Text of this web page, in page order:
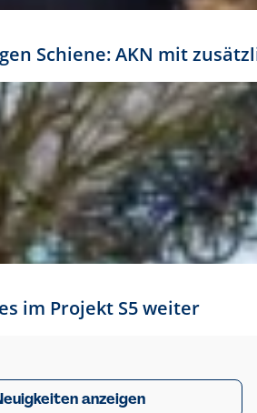
Schiene: AKN mit
im Projekt S5 weiter
anzeigen